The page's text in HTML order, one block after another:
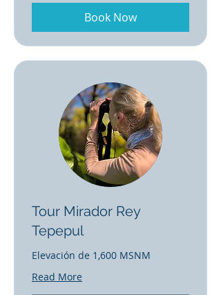
Book Now
Tour Mirador Rey
Tepepul
Elevación de 1,600 MSNM
Read More